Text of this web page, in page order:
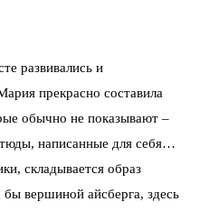
развивались и
прекрасно составила
обычно не показывают –
написанные для себя…
складывается образ
вершиной айсберга, здесь